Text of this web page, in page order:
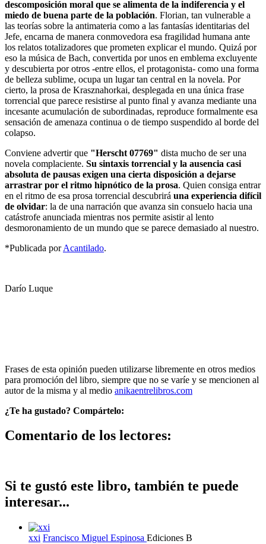
descomposición moral que se alimenta de la indiferencia y el
miedo de buena parte de la población. Florian, tan vulnerable a
las teorías sobre la antimateria como a las fantasías identitarias del
Jefe, encarna de manera conmovedora esa fragilidad humana ante
los relatos totalizadores que prometen explicar el mundo. Quizá por
eso la música de Bach, convertida por unos en emblema excluyente
y descubierta por otros -entre ellos, el protagonista- como una forma
de belleza sublime, ocupa un lugar tan central en la novela. Por
cierto, la prosa de Krasznahorkai, desplegada en una única frase
torrencial que parece resistirse al punto final y avanza mediante una
incesante acumulación de subordinadas, reproduce formalmente esa
sensación de amenaza continua o de tiempo suspendido al borde del
colapso.
Conviene advertir que "Herscht 07769" dista mucho de ser una
novela complaciente. Su sintaxis torrencial y la ausencia casi
absoluta de pausas exigen una cierta disposición a dejarse
arrastrar por el ritmo hipnótico de la prosa. Quien consiga entrar
en el ritmo de esa prosa torrencial descubrirá una experiencia difícil
de olvidar: la de una narración que avanza sin consuelo hacia una
catástrofe anunciada mientras nos permite asistir al lento
desmoronamiento de un mundo que se parece demasiado al nuestro.
*Publicada porAcantilado.
Darío Luque
Frases de esta opinión pueden utilizarse libremente en otros medios
para promoción del libro, siempre que no se varíe y se mencionen al
autor de la misma y al medio anikaentrelibros.com
¿Te ha gustado? Compártelo:
Comentario de los lectores:
Si te gustó este libro, también te puede
interesar...
xxi Francisco Miguel Espinosa Ediciones B